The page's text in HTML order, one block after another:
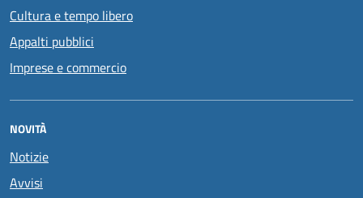
Cultura e tempo libero
Appalti pubblici
Imprese e commercio
NOVITÀ
Notizie
Avvisi